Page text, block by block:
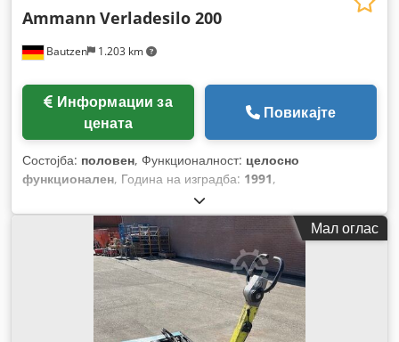
Bautzen 1.203 km
Ammann Verladesilo 200
цената
Повикајте
Состојба: половен, Функционалност: целосно
функционален, Година на изградба: 1991,
Мал оглас